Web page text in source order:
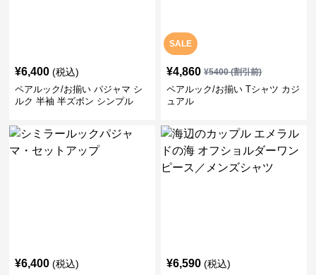
¥6,400 (税込)
ペアルック/お揃い パジャマ シ
ルク 半袖 半ズボン シンプル
SALE
¥4,860 ¥5400(割引前)
ペアルック/お揃い Tシャツ カジ
ュアル
¥6,400 (税込) ¥6,590 (税込)